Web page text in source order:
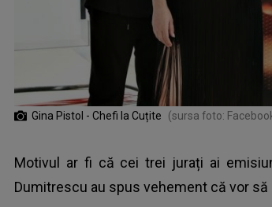
Gina Pistol - Chefi la Cuțite (sursa foto:
Motivul ar fi că cei trei jurați ai
Dumitrescu au spus vehement că vor